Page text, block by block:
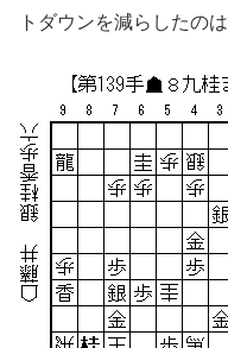
トダウンを減らしたの